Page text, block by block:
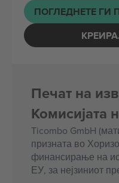
ПОГЛЕДНЕТЕ ГИ
Печат на
Комисијата
Ticombo GmbH
призната во
финансирање на
ЕУ, за нејзиниот